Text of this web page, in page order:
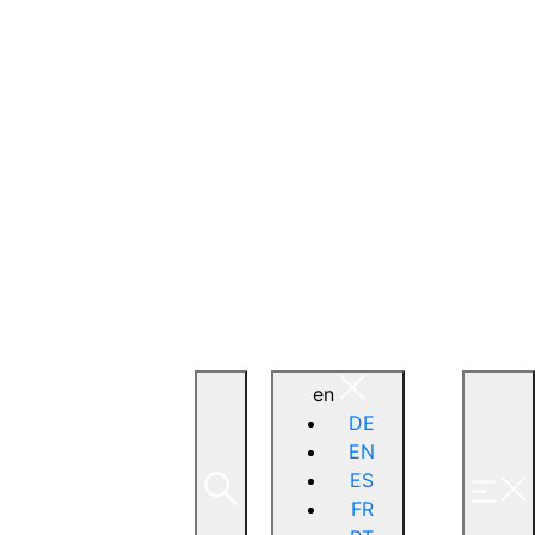
en
DE
EN
ES
FR